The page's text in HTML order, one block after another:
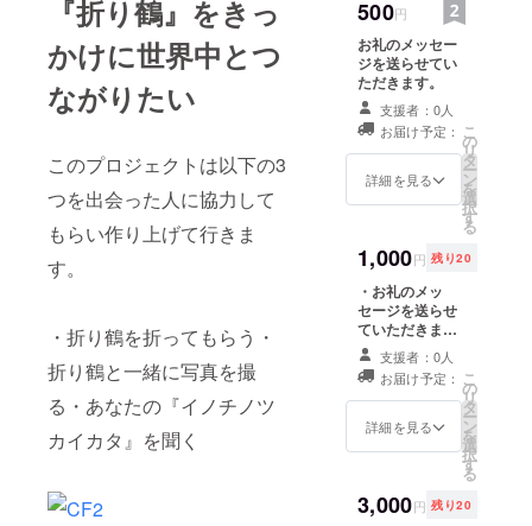
『折り鶴』をきっ
かけに世界中とつ
ながりたい
このプロジェクトは以下の3
つを出会った人に協力して
もらい作り上げて行きま
す。
・折り鶴を折ってもらう・
折り鶴と一緒に写真を撮
る・あなたの『イノチノツ
カイカタ』を聞く
500円
お礼のメッセー
ジを送らせてい
ただきます。
支援者：0人
お届け予定：
詳細を見る
こ
の
リ
タ
ー
ン
を
選
択
す
る
1,000円 残り20
・お礼のメッ
セージを送らせ
ていただきま
す。 ・【1
ORIZURU 1
LOVE】オリジ
ナルポストカー
ドに直筆サイン
支援者：0人
お届け予定：
詳細を見る
こ
の
リ
タ
ー
ン
を
選
択
す
る
3,000円 残り20